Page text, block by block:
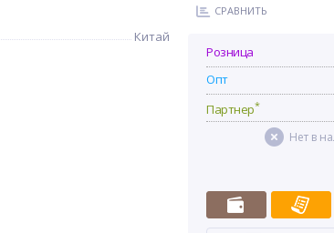
Китай
СРАВНИТЬ
Розница
Опт
Партнер*
Нет в